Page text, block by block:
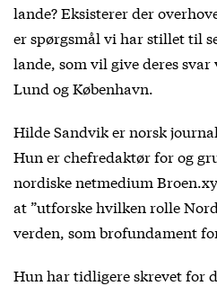
lande? Eksisterer der
er spørgsmål vi har stillet til
lande, som vil give deres
Lund og København.
Hilde Sandvik er norsk
Hun er chefredaktør for og
nordiske netmedium
at ”utforske hvilken rolle
verden, som brofundament
Hun har tidligere skrevet for